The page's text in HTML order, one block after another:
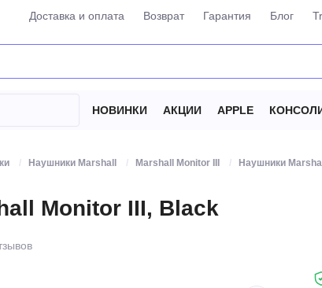
Доставка и оплата Возврат Гарантия Блог
НОВИНКИ АКЦИИ APPLE
Наушники Marshall Marshall Monitor III Наушники
Monitor III, Black